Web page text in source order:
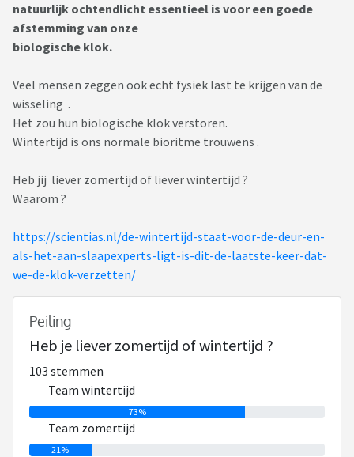
natuurlijk ochtendlicht essentieel is voor een goede
afstemming van onze
biologische klok.
Veel mensen zeggen ook echt fysiek last te krijgen van de
wisseling .
Het zou hun biologische klok verstoren.
Wintertijd is ons normale bioritme trouwens .
Heb jij liever zomertijd of liever wintertijd ?
Waarom ?
https://scientias.nl/de-wintertijd-staat-voor-de-deur-en-
als-het-aan-slaapexperts-ligt-is-dit-de-laatste-keer-dat-
we-de-klok-verzetten/
Peiling
Heb je liever zomertijd of wintertijd ?
103 stemmen
Team wintertijd
73%
Team zomertijd
21%